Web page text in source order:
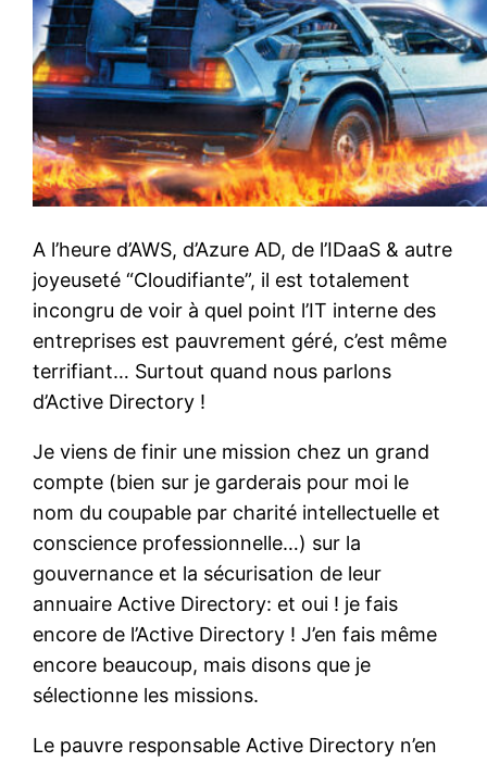
A l’heure d’AWS, d’Azure AD, de l’IDaaS & autre
joyeuseté “Cloudifiante”, il est totalement
incongru de voir à quel point l’IT interne des
entreprises est pauvrement géré, c’est même
terrifiant… Surtout quand nous parlons
d’Active Directory !
Je viens de finir une mission chez un grand
compte (bien sur je garderais pour moi le
nom du coupable par charité intellectuelle et
conscience professionnelle…) sur la
gouvernance et la sécurisation de leur
annuaire Active Directory: et oui ! je fais
encore de l’Active Directory ! J’en fais même
encore beaucoup, mais disons que je
sélectionne les missions.
Le pauvre responsable Active Directory n’en